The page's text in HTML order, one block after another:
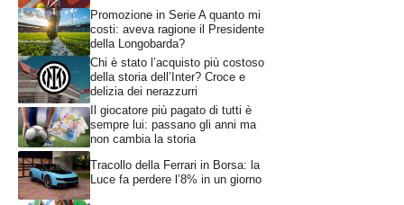
Promozione in Serie A quanto mi
costi: aveva ragione il Presidente
della Longobarda?
Chi è stato l’acquisto più costoso
della storia dell’Inter? Croce e
delizia dei nerazzurri
Il giocatore più pagato di tutti è
sempre lui: passano gli anni ma
non cambia la storia
Tracollo della Ferrari in Borsa: la
Luce fa perdere l’8% in un giorno